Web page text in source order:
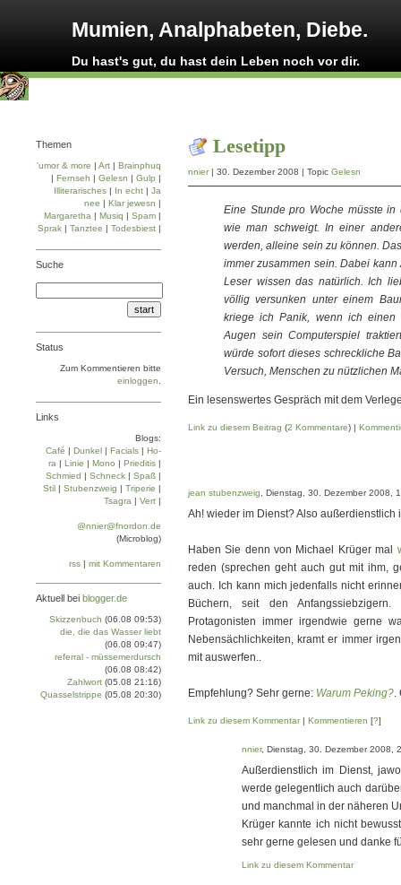
Mumien, Analphabeten, Diebe.
Du hast's gut, du hast dein Leben noch vor dir.
Lesetipp
nnier| 30. Dezember 2008 | Topic Gelesn
Eine Stunde pro Woche müsste
wie man schweigt. In einer
werden, alleine sein zu können.
immer zusammen sein. Dabei
Leser wissen das natürlich. Ich
völlig versunken unter einem
kriege ich Panik, wenn ich
Augen sein Computerspiel
würde sofort dieses schreckliche
Versuch, Menschen zu nützlichen
Ein lesenswertes Gespräch mit dem
Link zu diesem Beitrag (2 Kommentare) |
jean stubenzweig , Dienstag, 30. Dezember 2008,
Ah! wieder im Dienst? Also außerdienstlich
Haben Sie denn von Michael Krüger mal
reden (sprechen geht auch gut mit ihm,
auch. Ich kann mich jedenfalls nicht
Büchern, seit den
Protagonisten immer irgendwie gerne
Nebensächlichkeiten, kramt er immer
mit auswerfen..
Empfehlung? Sehr gerne: Warum Peking?.
Link zu diesem Kommentar| Kommentieren [?]
nnier, Dienstag, 30. Dezember 2008,
Außerdienstlich im Dienst,
werde gelegentlich auch
und manchmal in der näheren
Krüger kannte ich nicht
sehr gerne gelesen und danke
Link zu diesem Kommentar
Themen
'umor & more | Art | Brainphuq
| Fernseh | Gelesn | Gulp |
Illiterarisches | In echt | Ja
nee | Klar jewesn |
Margaretha | Musiq | Spam |
Sprak | Tanztee | Todesbiest |
Suche
Status
Zum Kommentieren bitte
einloggen
Links
Blogs:
Café | Dun­kel | Facials | Ho­
ra | Linie | Mo­no | Prie­di­tis |
Schmied | Schneck | Spaß |
Stil | Stu­ben­zweig | Tri­pe­rie |
Tsa­gra | Vert |
@nnier@fnordon.de
(Microblog)
rss | mit Kommentaren
Aktuell bei blogger.de
Skizzenbuch (06.08 09:53)
die, die das Wasser liebt
(06.08 09:47)
referral - müssemerdursch
(06.08 08:42)
Zahlwort (05.08 21:16)
Quasselstrippe (05.08 20:30)